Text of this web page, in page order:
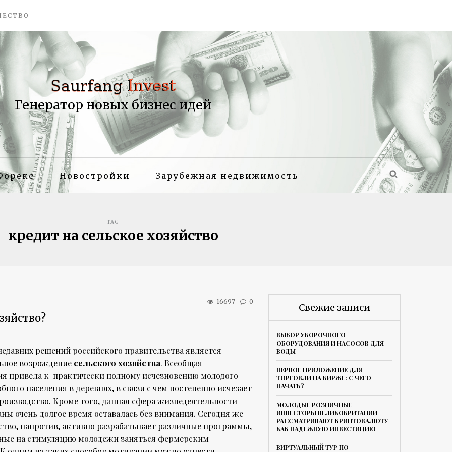
Генератор новых бизнес идей
Новостройки Зарубежная недвижимость
TAG
кредит на сельское хозяйство
16697 0
решений российского правительства является
возрождение сельского хозяйства. Всеобщая
привела к практически полному исчезновению молодого
населения в деревнях, в связи с чем постепенно исчезает
Кроме того, данная сфера жизнедеятельности
очень долгое время оставалась без внимания. Сегодня же
напротив, активно разрабатывает различные программы,
на стимуляцию молодежи заняться фермерским
Свежие записи
ВЫБОР УБОРОЧНОГО
ОБОРУДОВАНИЯ И НАСОСОВ ДЛЯ
ВОДЫ
ПЕРВОЕ ПРИЛОЖЕНИЕ ДЛЯ
ТОРГОВЛИ НА БИРЖЕ: С ЧЕГО
НАЧАТЬ?
МОЛОДЫЕ РОЗНИЧНЫЕ
ИНВЕСТОРЫ ВЕЛИКОБРИТАНИИ
РАССМАТРИВАЮТ КРИПТОВАЛЮТУ
КАК НАДЕЖНУЮ ИНВЕСТИЦИЮ
ВИРТУАЛЬНЫЙ ТУР ПО